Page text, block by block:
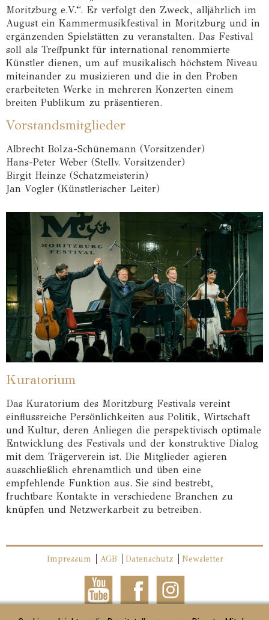
Moritzburg e.V.“. Er verfolgt den Zweck, alljährlich im
August ein Kammermusikfestival in Moritzburg und in
ergänzenden Spielstätten zu veranstalten. Das Festival
soll als Treffpunkt für international renommierte
Künstler dienen, um auf musikalisch höchstem Niveau
miteinander zu musizieren und die in den Proben
erarbeiteten Werke in mehreren Konzerten einem
breiten Publikum zu präsentieren.
Vorstandsmitglieder
Albrecht Bolza-Schünemann (Vorsitzender)
Hans-Peter Weber (Stellv. Vorsitzender)
Birgit Heinze (Schatzmeisterin)
Jan Vogler (Künstlerischer Leiter)
Kuratorium
Das Kuratorium des Moritzburg Festivals vereint
einflussreiche Persönlichkeiten aus Politik, Wirtschaft
und Kultur, deren Anliegen die perspektivisch optimale
Entwicklung des Festivals und der konstruktive Dialog
mit dem Trägerverein ist. Die Mitglieder agieren
ausschließlich ehrenamtlich und üben eine
empfehlende Funktion aus. Sie sind bestrebt,
fruchtbare Kontakte in verschiedene Branchen zu
knüpfen und Netzwerkarbeit zu betreiben.
Impressum AGB Datenschutz Newsletter